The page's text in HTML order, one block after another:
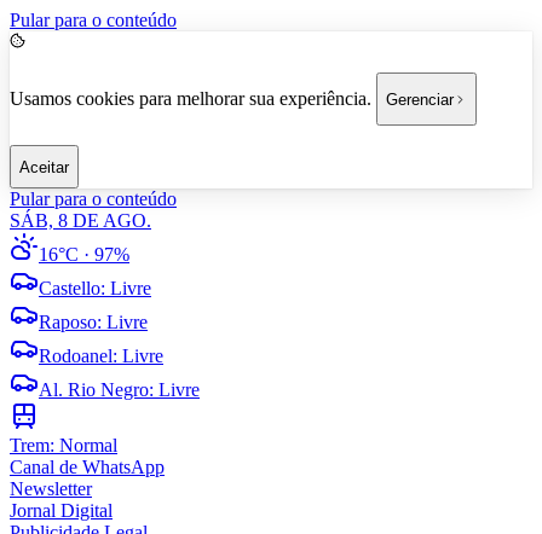
Pular para o conteúdo
Usamos cookies para melhorar sua experiência. Gerenciar
Aceitar
Pular para o conteúdo
SÁB, 8 DE AGO.
16°C · 97%
Castello: Livre
Raposo: Livre
Rodoanel: Livre
Al. Rio Negro: Livre
Trem: Normal
Canal de WhatsApp
Newsletter
Jornal Digital